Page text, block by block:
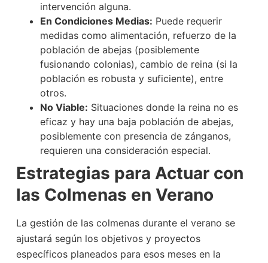
intervención alguna.
En Condiciones Medias: Puede requerir
medidas como alimentación, refuerzo de la
población de abejas (posiblemente
fusionando colonias), cambio de reina (si la
población es robusta y suficiente), entre
otros.
No Viable: Situaciones donde la reina no es
eficaz y hay una baja población de abejas,
posiblemente con presencia de zánganos,
requieren una consideración especial.
Estrategias para Actuar con
las Colmenas en Verano
La gestión de las colmenas durante el verano se
ajustará según los objetivos y proyectos
específicos planeados para esos meses en la